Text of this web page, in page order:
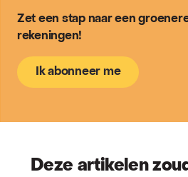
Zet een stap naar een
rekeningen!
Ik abonneer me
Deze artikelen